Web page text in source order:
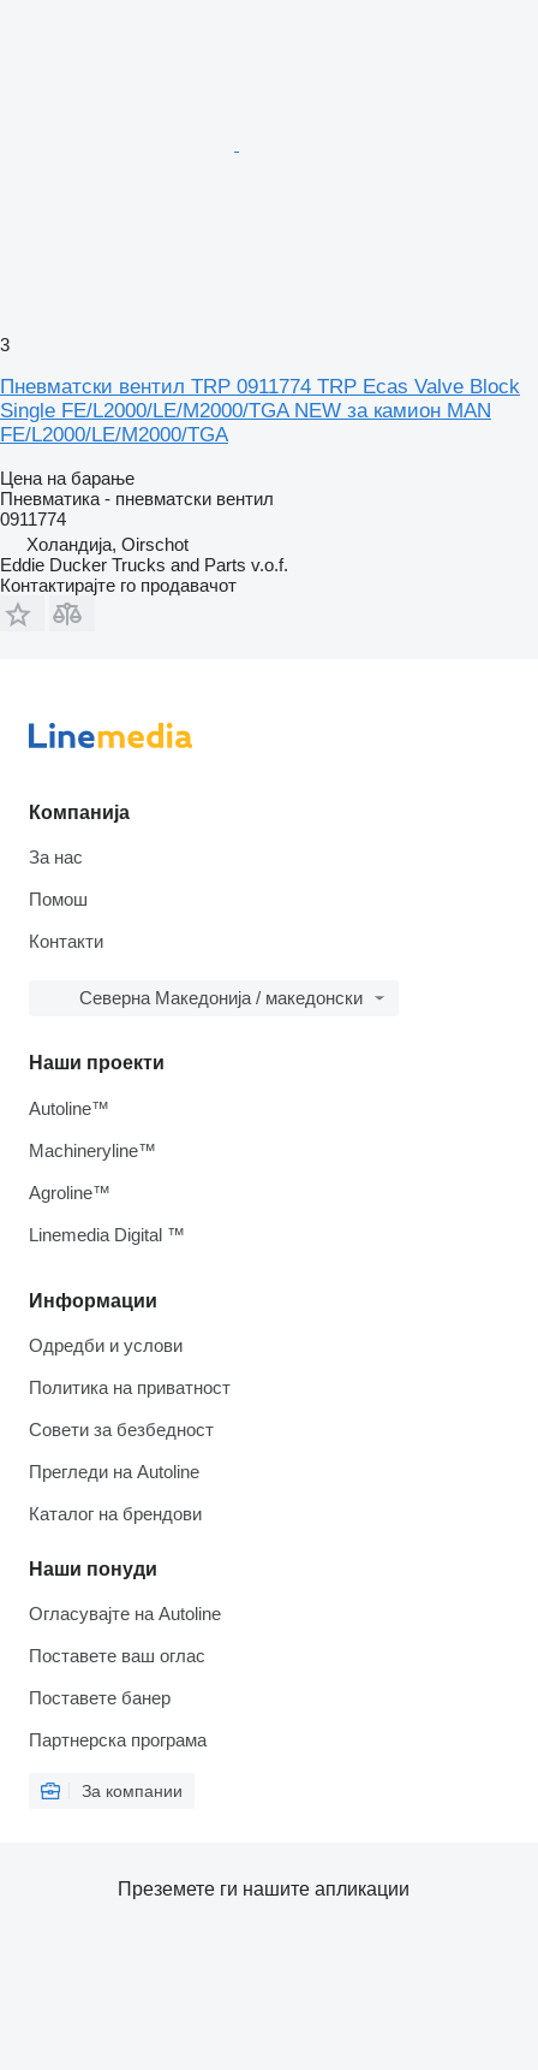
3
Пневматски вентил TRP 0911774 TRP Ecas Valve Block
Single FE/L2000/LE/M2000/TGA NEW за камион MAN
FE/L2000/LE/M2000/TGA
Цена на барање
Пневматика - пневматски вентил
0911774
Холандија, Oirschot
Eddie Ducker Trucks and Parts v.o.f.
Контактирајте го продавачот
Компанија
За нас
Помош
Контакти
Северна Македонија / македонски
Информации
Одредби и услови
Политика на приватност
Совети за безбедност
Прегледи на Autoline
Каталог на брендови
Наши понуди
Огласувајте на Autoline
Поставете ваш оглас
Поставете банер
Партнерска програма
За компании
Наши проекти
Autoline™
Machineryline™
Agroline™
Linemedia Digital ™
Преземете ги нашите апликации